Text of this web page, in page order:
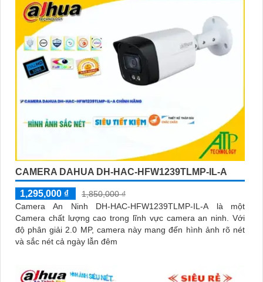
CAMERA DAHUA DH-HAC-HFW1239TLMP-IL-A
1,295,000 ₫
1,850,000 ₫
Camera An Ninh DH-HAC-HFW1239TLMP-IL-A là một
Camera chất lượng cao trong lĩnh vực camera an ninh. Với
độ phân giải 2.0 MP, camera này mang đến hình ảnh rõ nét
và sắc nét cả ngày lẫn đêm